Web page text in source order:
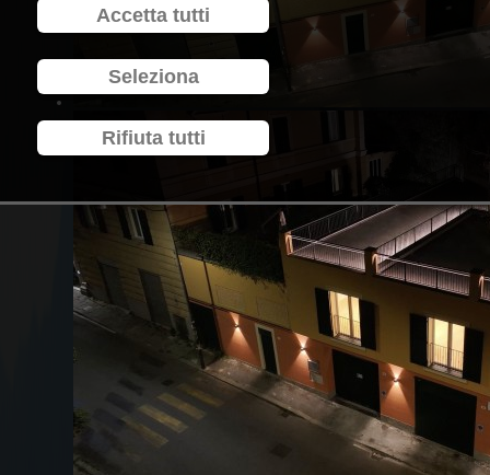
Accetta tutti
Seleziona
Rifiuta tutti